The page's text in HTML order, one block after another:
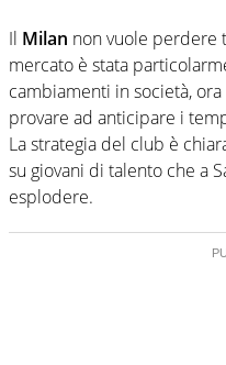
Il Milan non vuole perdere
mercato è stata
cambiamenti in società,
provare ad anticipare i
La strategia del club è
su giovani di talento che a
esplodere.